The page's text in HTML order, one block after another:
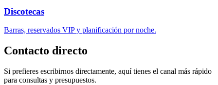
Discotecas
Barras, reservados VIP y planificación por noche.
Contacto directo
Si prefieres escribirnos directamente, aquí tienes el canal más rápido
para consultas y presupuestos.